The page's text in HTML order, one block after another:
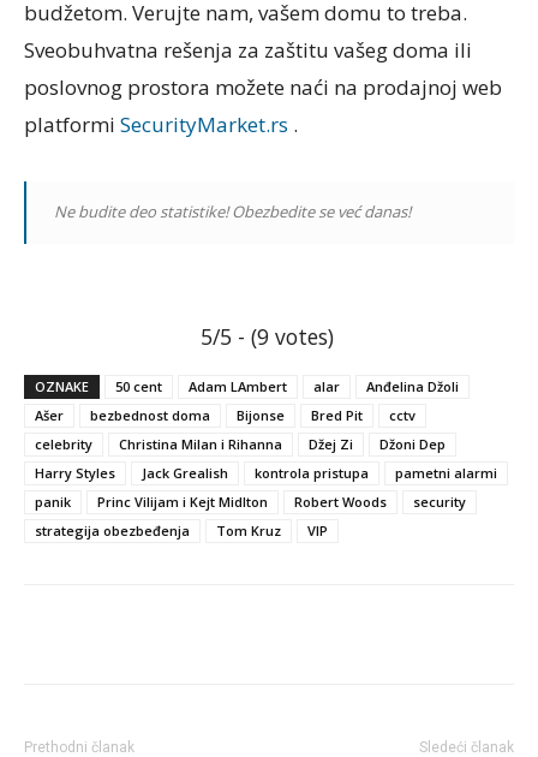
budžetom. Verujte nam, vašem domu to treba.
Sveobuhvatna rešenja za zaštitu vašeg doma ili
poslovnog prostora možete naći na prodajnoj web
platformi SecurityMarket.rs .
Ne budite deo statistike! Obezbedite se već danas!
5/5 - (9 votes)
OZNAKE 50 cent Adam LAmbert alar
Anđelina Džoli
Ašer
bezbednost doma Bijonse Bred Pit
cctv
celebrity
Christina Milan i Rihanna Džej Zi
Džoni Dep
Harry Styles
Jack Grealish kontrola pristupa
pametni alarmi
panik
Princ Vilijam i Kejt Midlton Robert Woods
security
strategija obezbeđenja
Tom Kruz VIP
Prethodni članak Sledeći članak